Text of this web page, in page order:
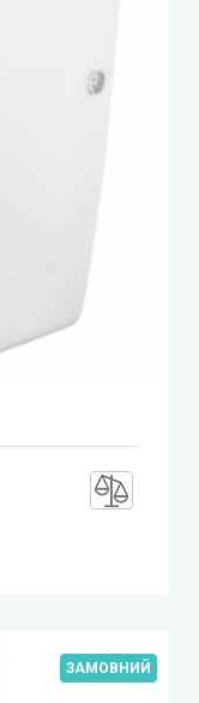
ЗАМОВНИЙ